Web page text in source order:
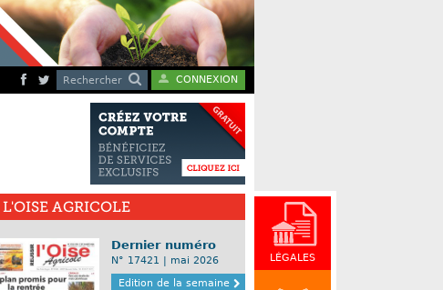
Rechercher CONNEXION
LÉGALES
L'OISE AGRICOLE
Dernier numéro
N° 17421 | mai 2026
Edition de la semaine